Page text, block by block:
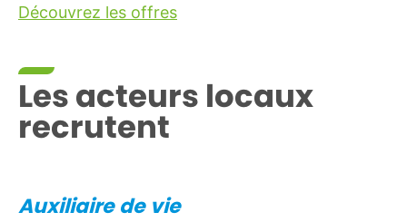
Découvrez les offres
Les acteurs locaux
recrutent
Auxiliaire de vie